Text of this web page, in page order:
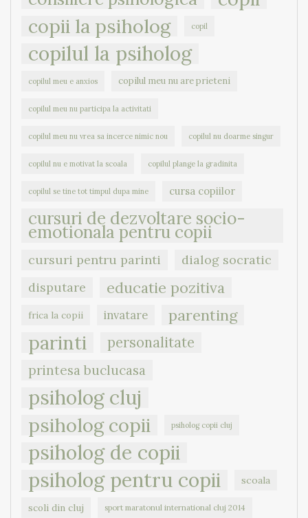
copii la psiholog copil
copilul la psiholog
copilul meu e anxios copilul meu nu are prieteni
copilul meu nu participa la activitati
copilul meu nu vrea sa incerce nimic nou copilul nu doarme singur
copilul nu e motivat la scoala copilul plange la gradinita
copilul se tine tot timpul dupa mine cursa copiilor
cursuri de dezvoltare socio-
emotionala pentru copii
cursuri pentru parinti
dialog socratic
disputare
educatie pozitiva
frica la copii invatare parenting
parinti personalitate
printesa buclucasa
psiholog cluj
psiholog copii
psiholog copii cluj
psiholog de copii
psiholog pentru copii
scoala
scoli din cluj sport maratonul international cluj 2014